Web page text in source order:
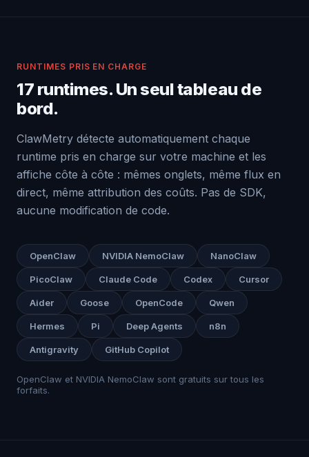
RUNTIMES PRIS EN CHARGE
17 runtimes. Un seul tableau de
bord.
ClawMetry détecte automatiquement chaque
runtime pris en charge sur votre machine et les
affiche côte à côte : mêmes onglets, même flux en
direct, même attribution des coûts. Pas de SDK,
aucune modification de code.
OpenClaw NVIDIA NemoClaw NanoClaw
PicoClaw Claude Code Codex Cursor
Aider Goose OpenCode Qwen
Hermes Pi Deep Agents n8n
Antigravity GitHub Copilot
OpenClaw et NVIDIA NemoClaw sont gratuits sur tous les
forfaits.